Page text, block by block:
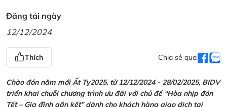
Đăng tải ngày
12/12/2024
Thích Chia sẻ qua
Chào đón năm mới Ất Tỵ2025, từ 12/12/2024 - 28/02/2025, BIDV
triển khai chuỗi chương trình ưu đãi với chủ đề “Hòa nhịp đón
Tết – Gia đình gắn kết” dành cho khách hàng giao dịch tại